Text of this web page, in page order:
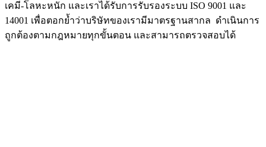
เคมี-โลหะหนัก และเราได้รับการรับรองระบบ ISO 9001 และ
14001 เพื่อตอกย้ำว่าบริษัทของเรามีมาตรฐานสากล ดำเนินการ
ถูกต้องตามกฎหมายทุกขั้นตอน และสามารถตรวจสอบได้